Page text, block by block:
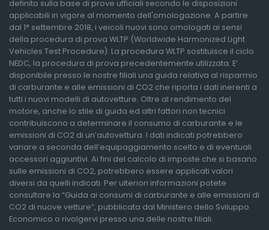
definito sulla base di prove ufficiali secondo le disposizioni
applicabili in vigore al momento dell'omologazione. A partire
dal 1° settembre 2018, i veicoli nuovi sono omologati ai sensi
della procedura di prova WLTP (Worldwide Harmonized Light
Vehicles Test Procedure). La procedura WLTP sostituisce il ciclo
NEDC, la procedura di prova precedentemente utilizzata. E’
disponibile presso le nostre filiali una guida relativa al risparmio
di carburante e alle emissioni di CO2 che riporta i dati inerenti a
tutti i nuovi modelli di autovetture. Oltre al rendimento del
motore, anche lo stile di guida ed altri fattori non tecnici
contribuiscono a determinare il consumo di carburante e le
emissioni di CO2 di un’autovettura. I dati indicati potrebbero
variare a seconda dell’equipaggiamento scelto e di eventuali
accessori aggiuntivi. Ai fini del calcolo di imposte che si basano
sulle emissioni di CO2, potrebbero essere applicati valori
diversi da quelli indicati. Per ulteriori informazioni potete
consultare la “Guida ai consumi di carburante e alle emissioni di
CO2 di nuove vetture”, pubblicata dal Ministero dello Sviluppo
Economico o rivolgervi presso una delle nostre filiali.